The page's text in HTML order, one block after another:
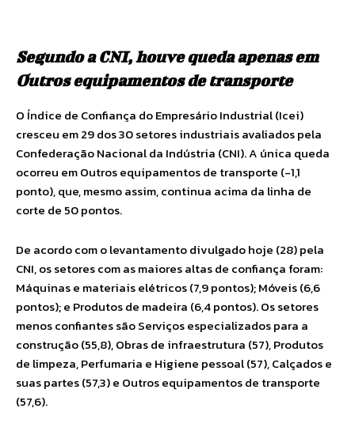
Segundo a CNI, houve queda apenas em
Outros equipamentos de transporte
O Índice de Confiança do Empresário Industrial (Icei)
cresceu em 29 dos 30 setores industriais avaliados pela
Confederação Nacional da Indústria (CNI). A única queda
ocorreu em Outros equipamentos de transporte (-1,1
ponto), que, mesmo assim, continua acima da linha de
corte de 50 pontos.
De acordo com o levantamento divulgado hoje (28) pela
CNI, os setores com as maiores altas de confiança foram:
Máquinas e materiais elétricos (7,9 pontos); Móveis (6,6
pontos); e Produtos de madeira (6,4 pontos). Os setores
menos confiantes são Serviços especializados para a
construção (55,8), Obras de infraestrutura (57), Produtos
de limpeza, Perfumaria e Higiene pessoal (57), Calçados e
suas partes (57,3) e Outros equipamentos de transporte
(57,6).